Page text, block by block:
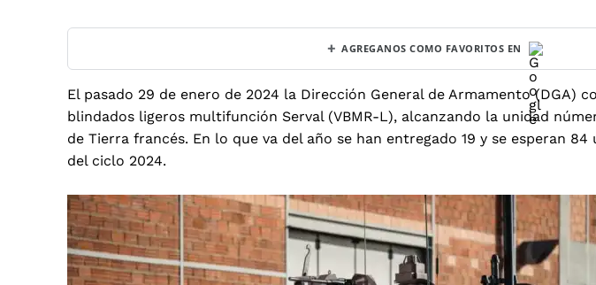
+ AGREGANOS COMO FAVORITOS EN
El pasado 29 de enero de 2024 la Dirección General de Armamento (DGA)
blindados ligeros multifunción Serval (VBMR-L), alcanzando la unidad
de Tierra francés. En lo que va del año se han entregado 19 y se esperan
del ciclo 2024.